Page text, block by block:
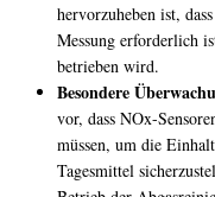
hervorzuheben ist,
Messung erforderlich
betrieben wird.
Besondere
vor, dass NOx-
müssen, um die
Tagesmittel